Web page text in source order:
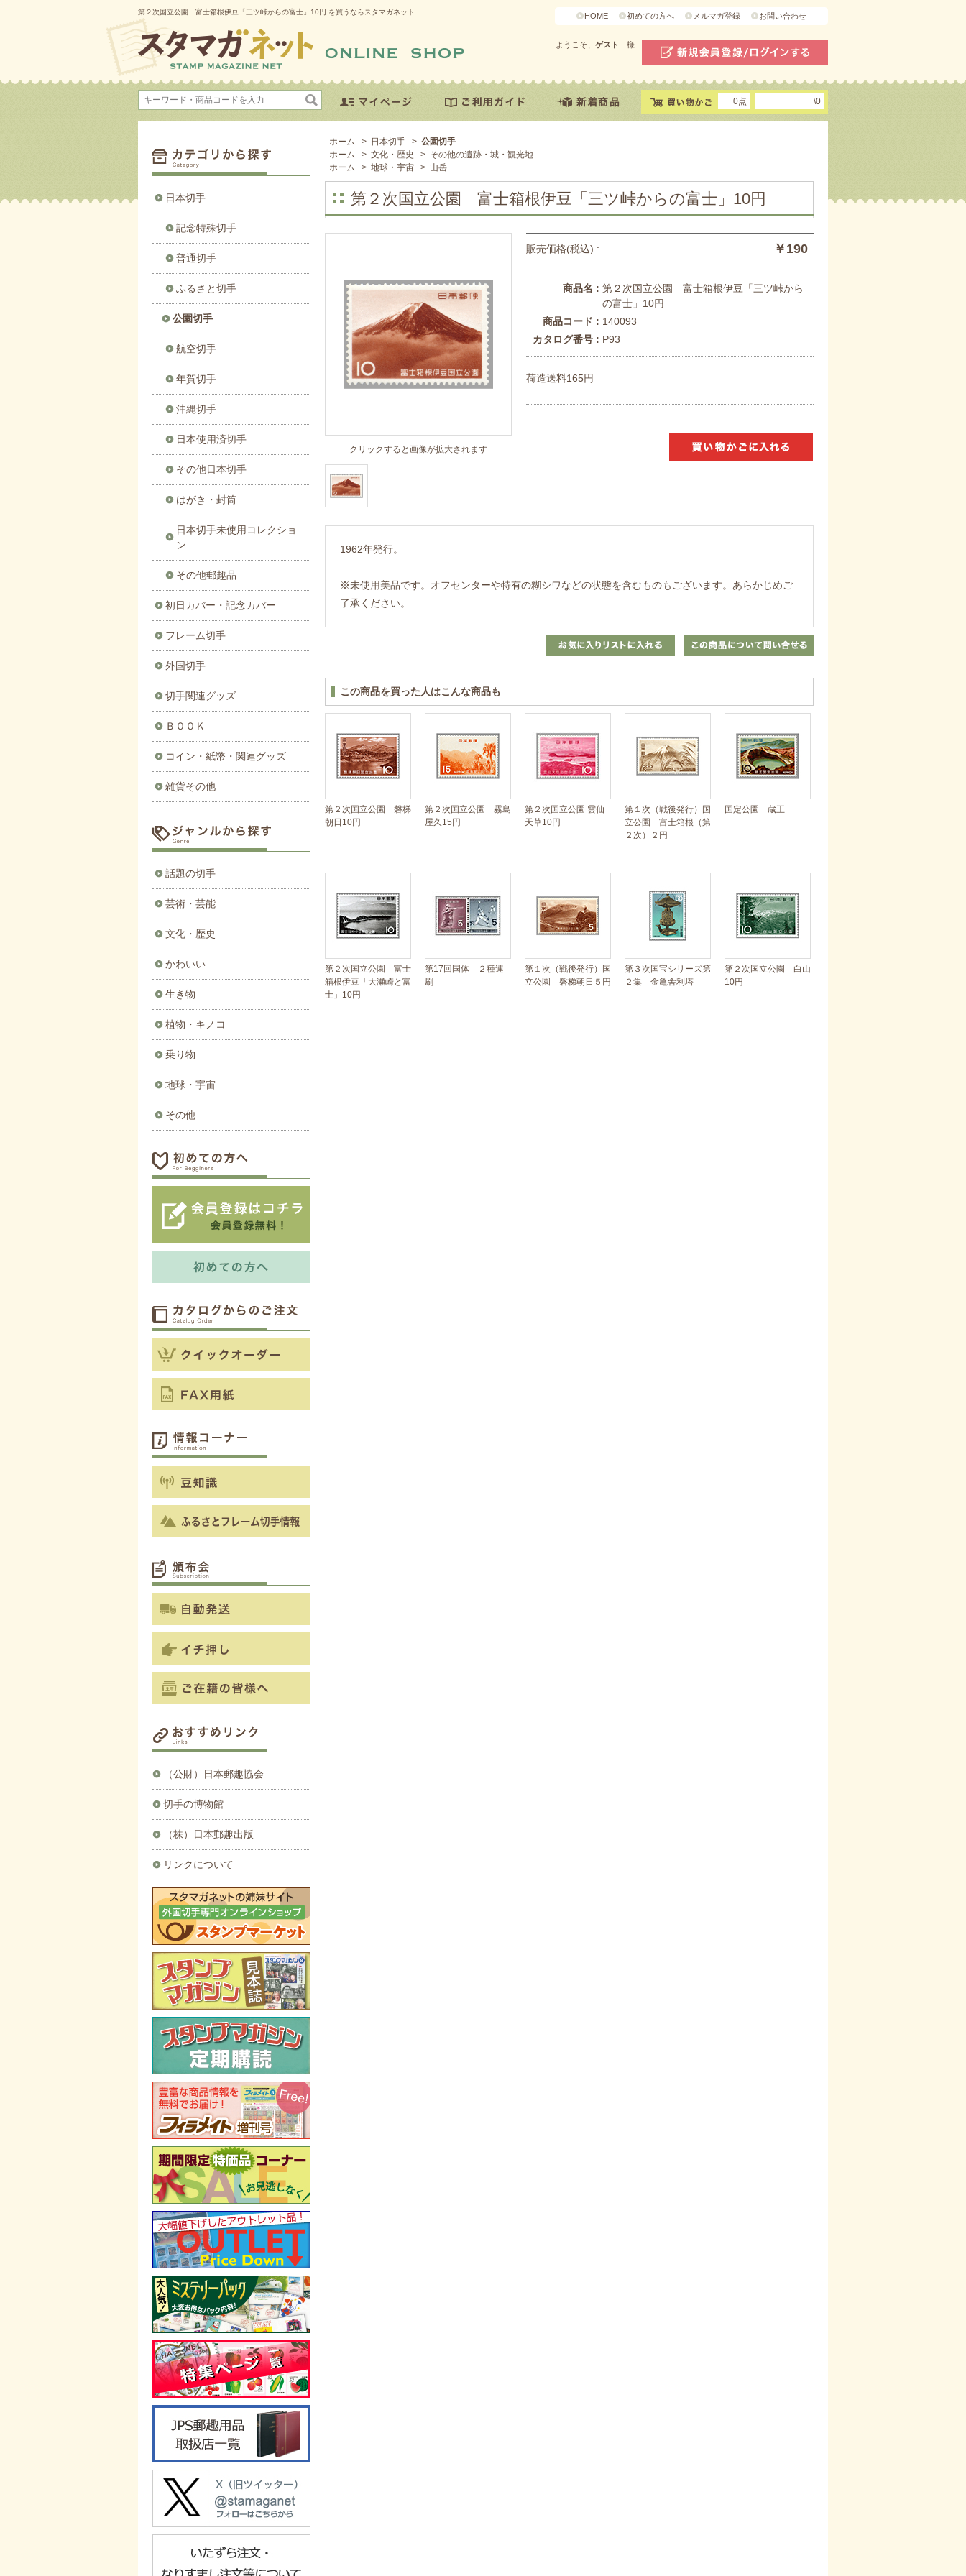
第２次国立公園 富士箱根伊豆「三ツ峠からの富士」10円 を買うならスタマガネット HOME 初めての方へ メルマガ登録 お問い合わせ
ようこそ、 ゲスト 様
0点 \0
ホーム > 日本切手 > 公園切手
ホーム
> 文化・歴史 > その他の遺跡・城・観光地
ホーム
> 地球・宇宙 > 山岳
第２次国立公園 富士箱根伊豆「三ツ峠からの富士」10円
クリックすると画像が拡大されます
販売価格(税込) : ￥190
商品名 : 第２次国立公園 富士箱根伊豆「三ツ峠から
の富士」10円
商品コード : 140093
カタログ番号 : P93
荷造送料165円
1962年発行。
※未使用美品です。オフセンターや特有の糊シワなどの状態を含むものもございます。あらかじめご
了承ください。
この商品を買った人はこんな商品も
第２次国立公園 磐梯
朝日10円
第２次国立公園 霧島
屋久15円
第２次国立公園 雲仙
天草10円
第１次（戦後発行）国
立公園 富士箱根（第
２次）２円
国定公園 蔵王
第２次国立公園 富士
箱根伊豆「大瀬崎と富
士」10円
第17回国体 ２種連
刷
第１次（戦後発行）国
立公園 磐梯朝日５円
第３次国宝シリーズ第
２集 金亀舎利塔
第２次国立公園 白山
10円
日本切手
記念特殊切手
普通切手
ふるさと切手
公園切手
航空切手
年賀切手
沖縄切手
日本使用済切手
その他日本切手
はがき・封筒
日本切手未使用コレクショ
ン
その他郵趣品
初日カバー・記念カバー
フレーム切手
外国切手
切手関連グッズ
ＢＯＯＫ
コイン・紙幣・関連グッズ
雑貨その他
話題の切手
芸術・芸能
文化・歴史
かわいい
生き物
植物・キノコ
乗り物
地球・宇宙
その他
（公財）日本郵趣協会
切手の博物館
（株）日本郵趣出版
リンクについて